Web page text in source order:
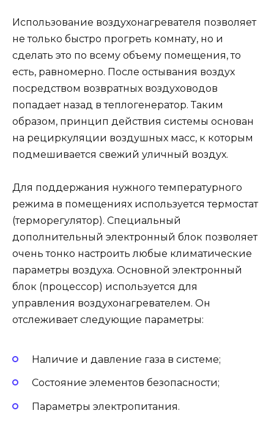
Использование воздухонагревателя позволяет
не только быстро прогреть комнату, но и
сделать это по всему объему помещения, то
есть, равномерно. После остывания воздух
посредством возвратных воздуховодов
попадает назад в теплогенератор. Таким
образом, принцип действия системы основан
на рециркуляции воздушных масс, к которым
подмешивается свежий уличный воздух.
Для поддержания нужного температурного
режима в помещениях используется термостат
(терморегулятор). Специальный
дополнительный электронный блок позволяет
очень тонко настроить любые климатические
параметры воздуха. Основной электронный
блок (процессор) используется для
управления воздухонагревателем. Он
отслеживает следующие параметры:
Наличие и давление газа в системе;
Состояние элементов безопасности;
Параметры электропитания.